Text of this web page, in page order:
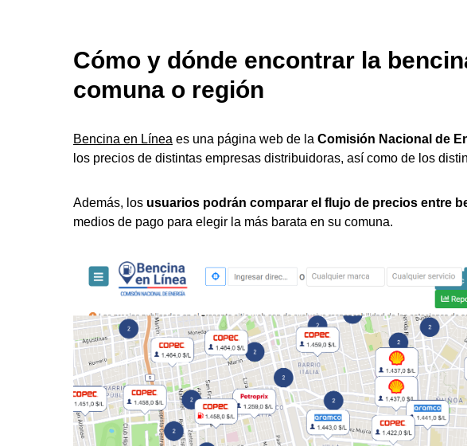
Cómo y dónde encontrar la
comuna o región
Bencina en Línea es una página web de la Comisión Nacional de
los precios de distintas empresas distribuidoras, así como de los
Además, los usuarios podrán comparar el flujo de precios entre
medios de pago para elegir la más barata en su comuna.